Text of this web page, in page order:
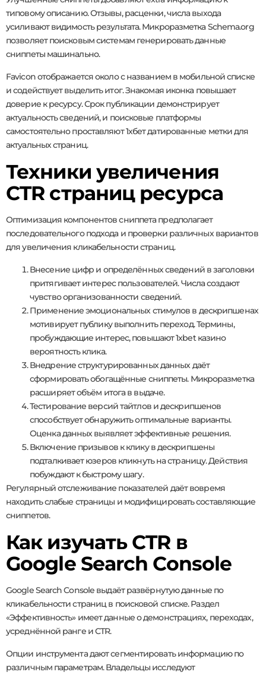
типовому описанию. Отзывы, расценки, числа выхода
усиливают видимость результата. Микроразметка Schema.org
позволяет поисковым системам генерировать данные
сниппеты машинально.
Favicon отображается около с названием в мобильной списке
и содействует выделить итог. Знакомая иконка повышает
доверие к ресурсу. Срок публикации демонстрирует
актуальность сведений, и поисковые платформы
самостоятельно проставляют 1хбет датированные метки для
актуальных страниц.
Техники увеличения
CTR страниц ресурса
Оптимизация компонентов сниппета предполагает
последовательного подхода и проверки различных вариантов
для увеличения кликабельности страниц.
Внесение цифр и определённых сведений в заголовки
притягивает интерес пользователей. Числа создают
чувство организованности сведений.
Применение эмоциональных стимулов в дескрипшенах
мотивирует публику выполнить переход. Термины,
пробуждающие интерес, повышают 1xbet казино
вероятность клика.
Внедрение структурированных данных даёт
сформировать обогащённые сниппеты. Микроразметка
расширяет объём итога в выдаче.
Тестирование версий тайтлов и дескрипшенов
способствует обнаружить оптимальные варианты.
Оценка данных выявляет эффективные решения.
Включение призывов к клику в дескрипшены
подталкивает юзеров кликнуть на страницу. Действия
побуждают к быстрому шагу.
Регулярный отслеживание показателей даёт вовремя
находить слабые страницы и модифицировать составляющие
сниппетов.
Как изучать CTR в
Google Search Console
Google Search Console выдаёт развёрнутую данные по
кликабельности страниц в поисковой списке. Раздел
«Эффективность» имеет данные о демонстрациях, переходах,
усреднённой ранге и CTR.
Опции инструмента дают сегментировать информацию по
различным параметрам. Владельцы исследуют